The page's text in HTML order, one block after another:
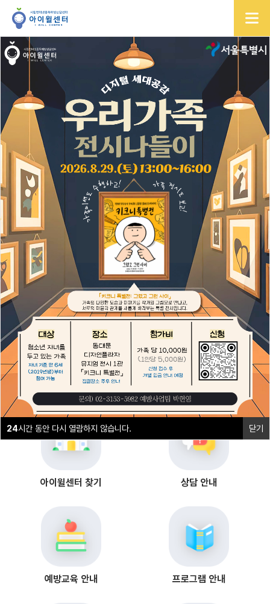
24시간 동안 다시 열람하지 않습니다. 닫기
24시간 동안 다시 열람하지 않습니다. 닫기
1 2
아이윌센터 찾기 상담 안내
예방교육 안내 프로그램 안내